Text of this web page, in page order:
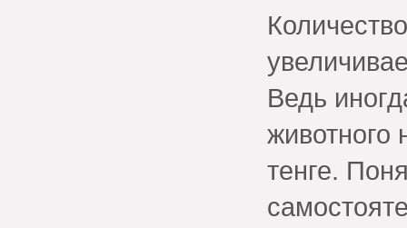
Ведь
животного
тенге.